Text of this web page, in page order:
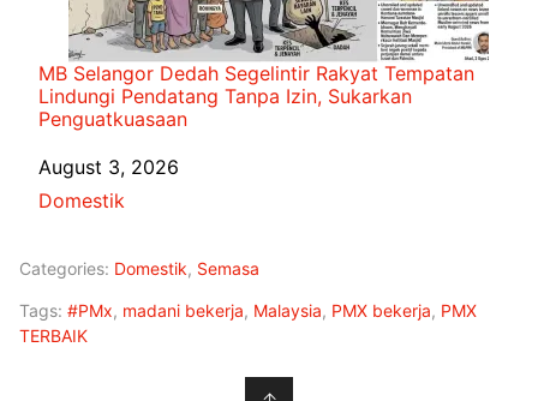
MB Selangor Dedah Segelintir Rakyat Tempatan
Lindungi Pendatang Tanpa Izin, Sukarkan
Penguatkuasaan
Date
August 3, 2026
In relation to
Domestik
Categories: Domestik, Semasa
Tags: #PMx, madani bekerja, Malaysia, PMX bekerja, PMX
TERBAIK